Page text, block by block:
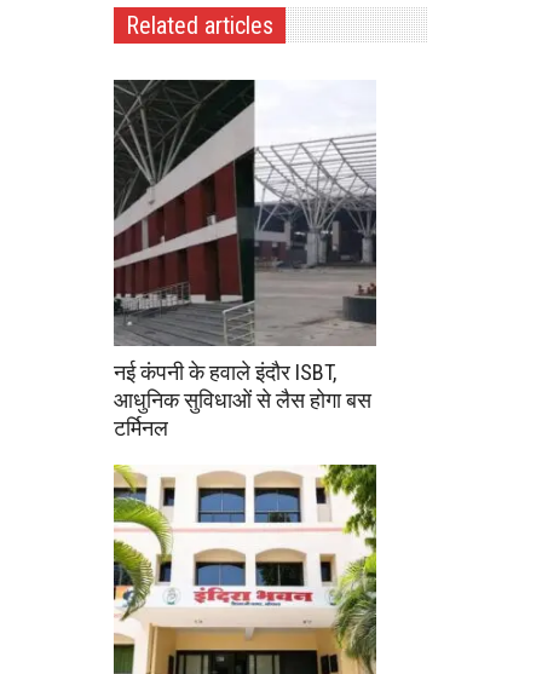
Related articles
नई कंपनी के हवाले इंदौर ISBT,
आधुनिक सुविधाओं से लैस होगा बस
टर्मिनल